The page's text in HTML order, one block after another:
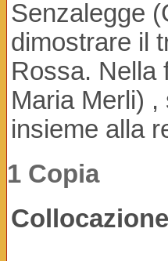
Senzalegge
dimostrare il
Rossa. Nella
Maria Merli)
insieme alla
1 Copia